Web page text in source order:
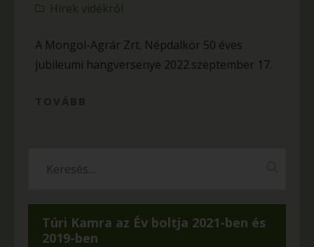
Hírek vidékről
A Mongol-Agrár Zrt. Népdalkör 50 éves
jubileumi hangversenye 2022.szeptember 17.
Túri Kamra az Év boltja 2021-ben és
2019-ben